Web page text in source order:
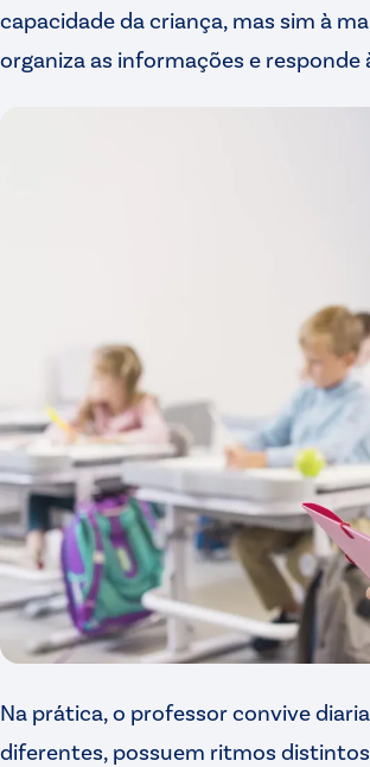
capacidade da criança, mas sim à
organiza as informações e
Na prática, o professor convive
diferentes, possuem ritmos